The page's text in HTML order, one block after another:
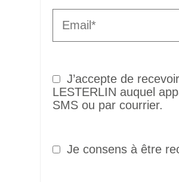
J’accepte de
LESTERLIN auquel
SMS ou par courrier.
Je consens à être